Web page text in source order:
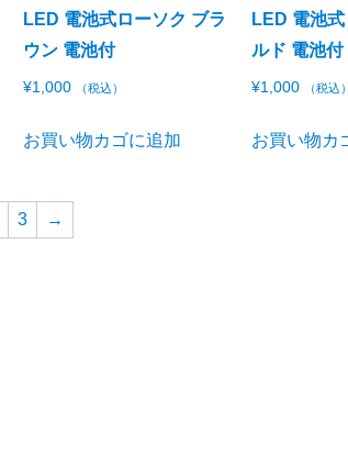
LED 電池式ローソク ブラ
ウン 電池付
¥1,000 （税込）
お買い物カゴに追加
LED 電池
ルド 電池付
¥1,000 （税込）
お買い物カ
3 →